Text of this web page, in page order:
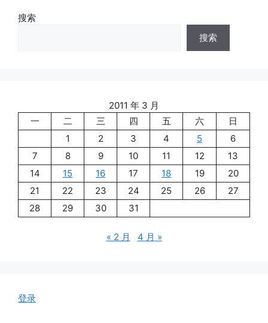
搜索
搜索
2011 年 3 月
一
二 三 四 五 六
日
1
2 3 4 5
6
7
8 9 10 11 12
13
14
15 16 17 18 19
20
21
22 23 24 25 26
27
28
29 30 31
« 2 月 4 月 »
登录